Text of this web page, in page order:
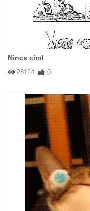
Nincs cím!
28124 0